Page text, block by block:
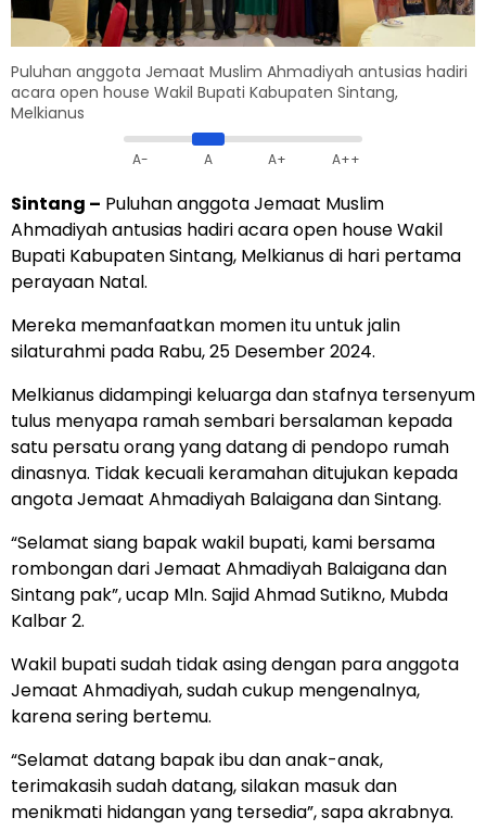
Puluhan anggota Jemaat Muslim Ahmadiyah antusias hadiri
acara open house Wakil Bupati Kabupaten Sintang,
Melkianus
A- A A+ A++
Sintang – Puluhan anggota Jemaat Muslim
Ahmadiyah antusias hadiri acara open house Wakil
Bupati Kabupaten Sintang, Melkianus di hari pertama
perayaan Natal.
Mereka memanfaatkan momen itu untuk jalin
silaturahmi pada Rabu, 25 Desember 2024.
Melkianus didampingi keluarga dan stafnya tersenyum
tulus menyapa ramah sembari bersalaman kepada
satu persatu orang yang datang di pendopo rumah
dinasnya. Tidak kecuali keramahan ditujukan kepada
angota Jemaat Ahmadiyah Balaigana dan Sintang.
“Selamat siang bapak wakil bupati, kami bersama
rombongan dari Jemaat Ahmadiyah Balaigana dan
Sintang pak”, ucap Mln. Sajid Ahmad Sutikno, Mubda
Kalbar 2.
Wakil bupati sudah tidak asing dengan para anggota
Jemaat Ahmadiyah, sudah cukup mengenalnya,
karena sering bertemu.
“Selamat datang bapak ibu dan anak-anak,
terimakasih sudah datang, silakan masuk dan
menikmati hidangan yang tersedia”, sapa akrabnya.